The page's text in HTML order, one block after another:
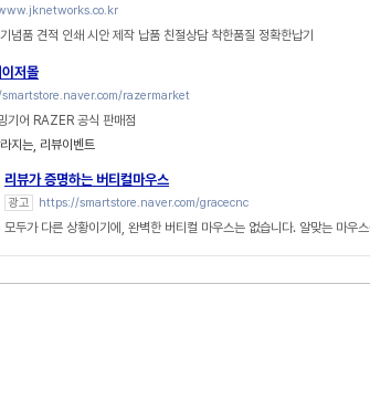
념품 견적 인쇄 시안 제작 납품 친절상담 착한품질 정확한납기
저몰
razermarket
기어 RAZER 공식 판매점
지는, 리뷰이벤트
리뷰가 증명하는 버티컬마우스
광고 https://smartstore.naver.com/gracecnc
모두가 다른 상황이기에, 완벽한 버티컬 마우스는 없습니다. 알맞는 마우